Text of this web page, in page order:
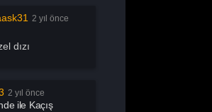
Kumardır
Bang Baby
2 yıl önce
dızı
2 yıl önce
ile Kaçış